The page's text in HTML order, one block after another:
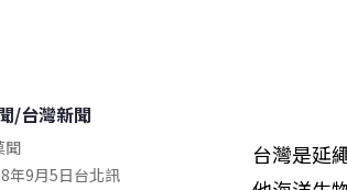
/台灣新聞
聞
年9月5日台北訊
台灣是延